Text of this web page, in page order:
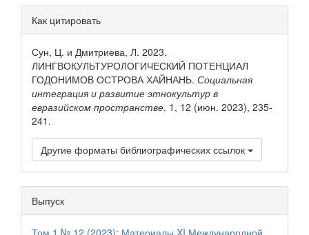
Детали
статьи
Как цитировать
Сун, Ц. и Дмитриева, Л. 2023.
ЛИНГВОКУЛЬТУРОЛОГИЧЕСКИЙ ПОТЕНЦИАЛ
ГОДОНИМОВ ОСТРОВА ХАЙНАНЬ. Социальная
интеграция и развитие этнокультур в
евразийском пространстве. 1, 12 (июн. 2023), 235-
241.
Другие форматы библиографических ссылок
Выпуск
Том 1 № 12 (2023): Материалы XI Международной